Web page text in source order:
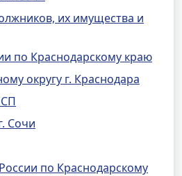
их имущества и
по Краснодарскому краю
округу г. Краснодара
Сочи
по Краснодарскому